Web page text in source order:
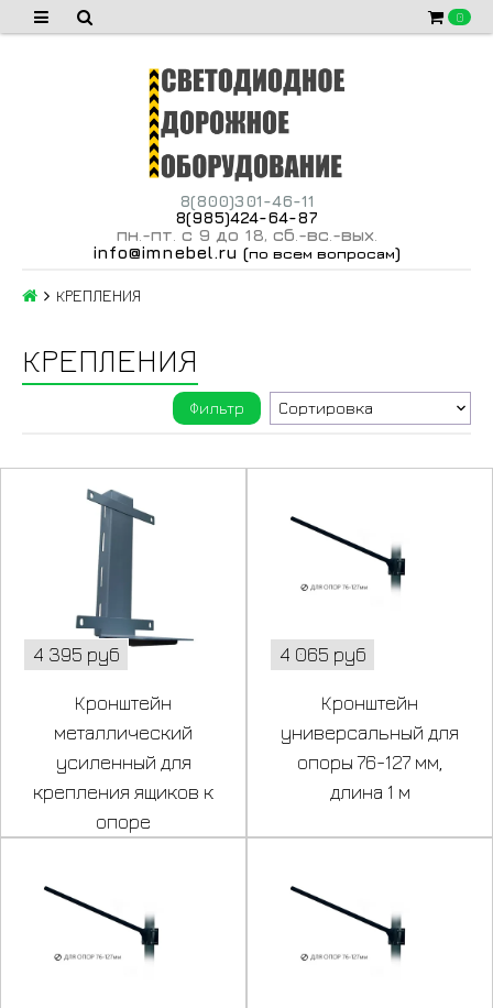
0
8(800)301-46-11
8(985)424-64-87
пн -пт с 9 до 18, сб -вс -вых.
info@imnebel.ru (по всем вопросам)
КРЕПЛЕНИЯ
КРЕПЛЕНИЯ
Фильтр
4 395 руб
Кронштейн
металлический
усиленный для
крепления ящиков к
опоре
4 065 руб
Кронштейн
универсальный для
опоры 76-127 мм,
длина 1 м